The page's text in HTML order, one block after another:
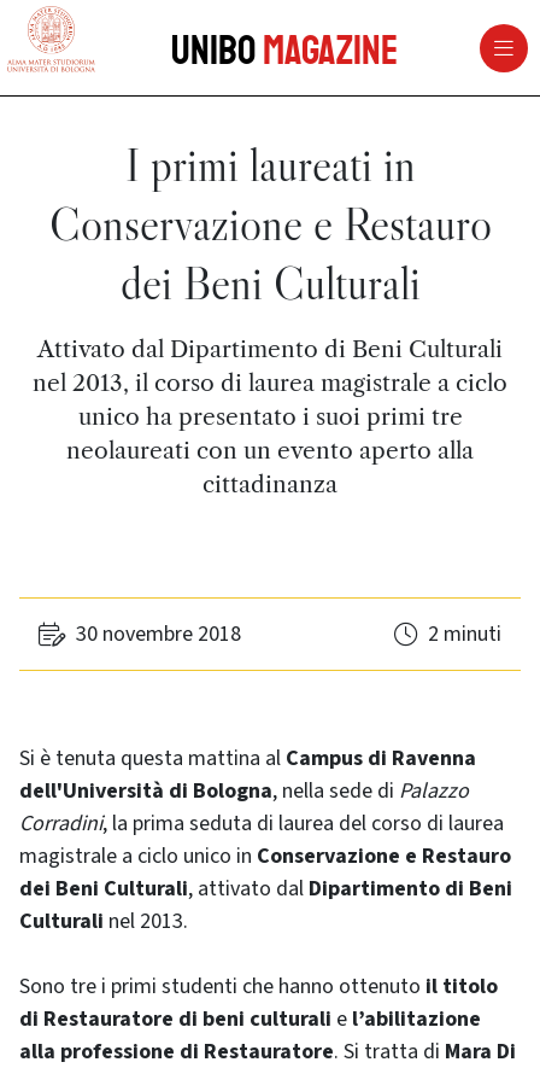
vai al contenuto della pagina
UniboMagazine
I primi laureati in
Conservazione e Restauro
dei Beni Culturali
Attivato dal Dipartimento di Beni Culturali
nel 2013, il corso di laurea magistrale a ciclo
unico ha presentato i suoi primi tre
neolaureati con un evento aperto alla
cittadinanza
30 novembre 2018 2 minuti
Si è tenuta questa mattina al Campus di Ravenna
dell'Università di Bologna, nella sede di Palazzo
Corradini, la prima seduta di laurea del corso di laurea
magistrale a ciclo unico in Conservazione e Restauro
dei Beni Culturali, attivato dal Dipartimento di Beni
Culturali nel 2013.
Sono tre i primi studenti che hanno ottenuto il titolo
di Restauratore di beni culturali e l’abilitazione
alla professione di Restauratore. Si tratta di Mara Di